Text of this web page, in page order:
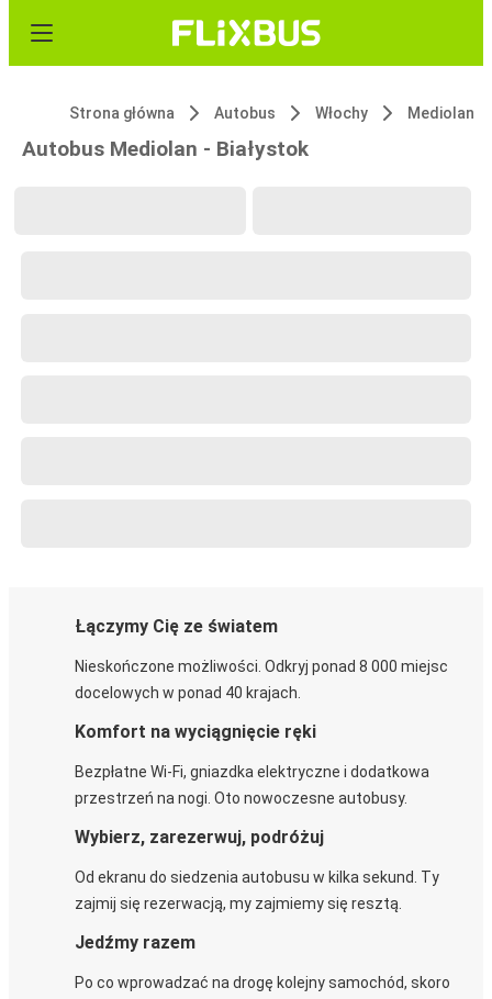
Strona główna Autobus Włochy Mediolan
Autobus Mediolan - Białystok
Łączymy Cię ze światem
Nieskończone możliwości. Odkryj ponad 8 000 miejsc
docelowych w ponad 40 krajach.
Komfort na wyciągnięcie ręki
Bezpłatne Wi-Fi, gniazdka elektryczne i dodatkowa
przestrzeń na nogi. Oto nowoczesne autobusy.
Wybierz, zarezerwuj, podróżuj
Od ekranu do siedzenia autobusu w kilka sekund. Ty
zajmij się rezerwacją, my zajmiemy się resztą.
Jedźmy razem
Po co wprowadzać na drogę kolejny samochód, skoro